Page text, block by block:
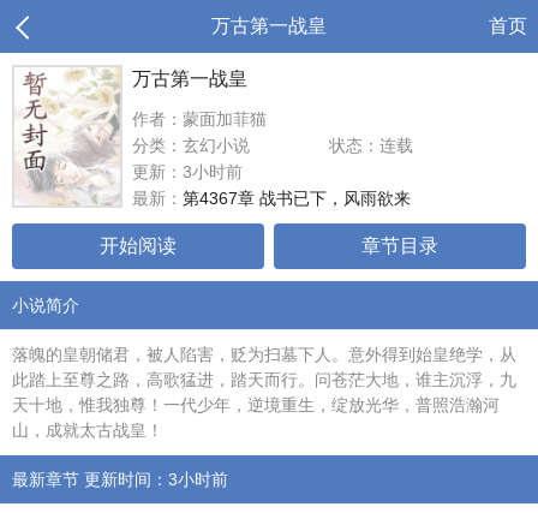
万古第一战皇 首页
万古第一战皇
作者：蒙面加菲猫
分类：玄幻小说
状态：连载
更新：3小时前
最新： 第4367章 战书已下，风雨欲来
开始阅读 章节目录
小说简介
落魄的皇朝储君，被人陷害，贬为扫墓下人。意外得到始皇绝学，从
此踏上至尊之路，高歌猛进，踏天而行。问苍茫大地，谁主沉浮，九
天十地，惟我独尊！一代少年，逆境重生，绽放光华，普照浩瀚河
山，成就太古战皇！
最新章节 更新时间：3小时前